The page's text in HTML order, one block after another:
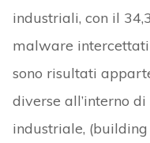
industriali, con il
malware
sono risultati
diverse all’interno
industriale,